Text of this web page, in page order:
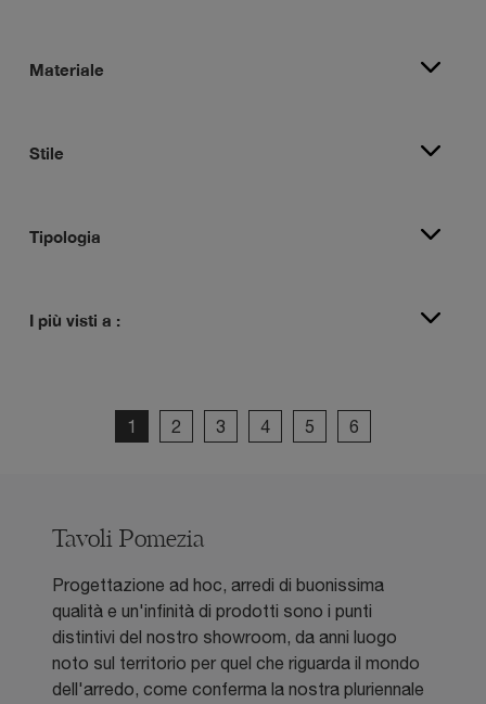
Materiale
Stile
Tipologia
I più visti a :
1 2 3 4 5 6
Tavoli Pomezia
Progettazione ad hoc, arredi di buonissima
qualità e un'infinità di prodotti sono i punti
distintivi del nostro showroom, da anni luogo
noto sul territorio per quel che riguarda il mondo
dell'arredo, come conferma la nostra pluriennale